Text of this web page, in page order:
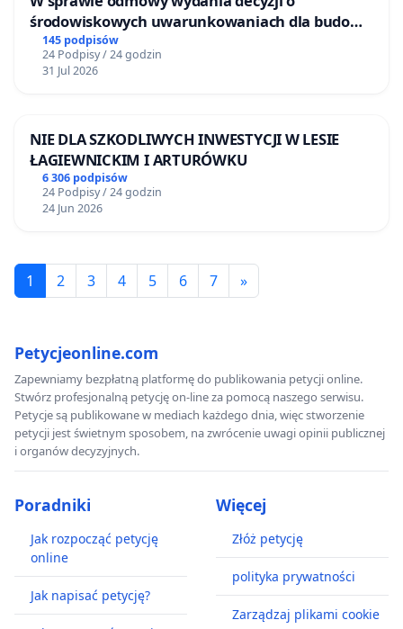
środowiskowych uwarunkowaniach dla budowy
zakładu wytwarzania biometanu „Krynki” w
Ostrowiu Południowym oraz ochrony
mieszkańców i Puszczy Knyszyńskiej
145 podpisów
24 Podpisy / 24 godzin
31 Jul 2026
NIE DLA SZKODLIWYCH INWESTYCJI W LESIE
ŁAGIEWNICKIM I ARTURÓWKU
6 306 podpisów
24 Podpisy / 24 godzin
24 Jun 2026
1 2 3 4 5 6 7 »
Petycjeonline.com
Zapewniamy bezpłatną platformę do publikowania petycji online.
Stwórz profesjonalną petycję on-line za pomocą naszego serwisu.
Petycje są publikowane w mediach każdego dnia, więc stworzenie
petycji jest świetnym sposobem, na zwrócenie uwagi opinii publicznej
i organów decyzyjnych.
Poradniki
Jak rozpocząć petycję
online
Jak napisać petycję?
Więcej
Złóż petycję
polityka prywatności
Zarządzaj plikami cookie